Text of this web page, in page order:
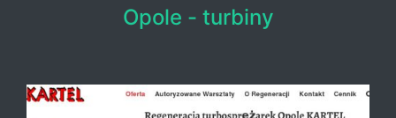
Opole - turbiny